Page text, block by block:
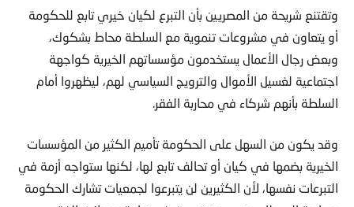
أو يتعاون في مشروعات تنموية مع السلطة محاط بشكوك،
وبعض رجال الأعمال يستخدمون مؤسساتهم الخيرية كواجهة
اجتماعية لغسيل الأموال والترويج السياسي لهم، ليظهروا أمام
السلطة بأنهم شركاء في محاربة الفقر.
الخيرية بضمها في كيان أو تحالف تابع لها، لكنها ستواجه أزمة في
التبرعات نفسها، لأن الكثيرين لن يتبرعوا لجمعيات تشارك الحكومة
مساندة البسطاء، وهي من تسببت في زيادة معدلات الفقر